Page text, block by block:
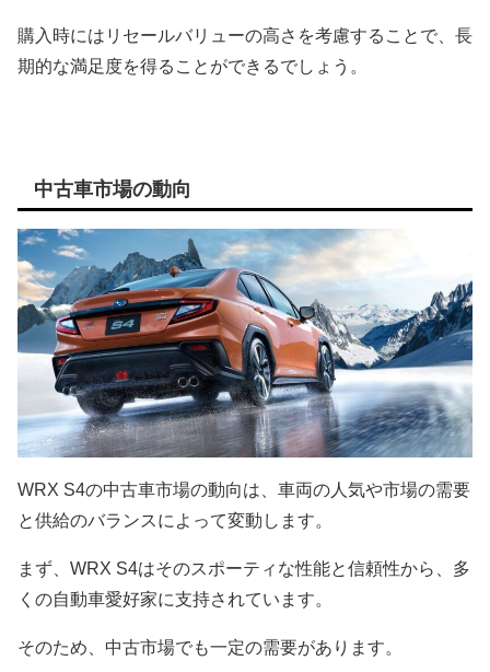
購入時にはリセールバリューの高さを考慮することで、長
期的な満足度を得ることができるでしょう。
中古車市場の動向
WRX S4の中古車市場の動向は、車両の人気や市場の需要
と供給のバランスによって変動します。
まず、WRX S4はそのスポーティな性能と信頼性から、多
くの自動車愛好家に支持されています。
そのため、中古市場でも一定の需要があります。